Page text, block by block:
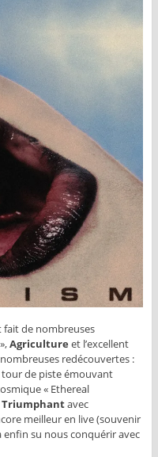
fait de nombreuses
Agriculture et l’excellent
redécouvertes :
tour de piste émouvant
« Ethereal
avec
meilleur en live (souvenir
su nous conquérir avec